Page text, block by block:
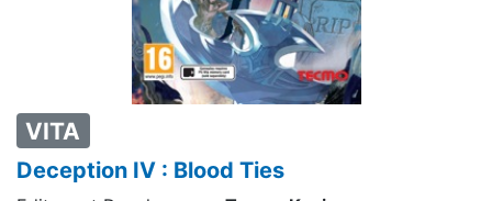
VITA
Deception IV : Blood Ties